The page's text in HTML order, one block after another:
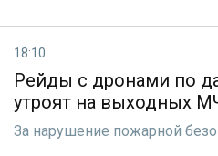
18:10
Рейды с дронами по
утроят на выходных
За нарушение пожарной